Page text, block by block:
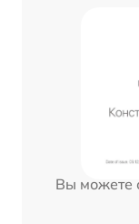
Вы можете